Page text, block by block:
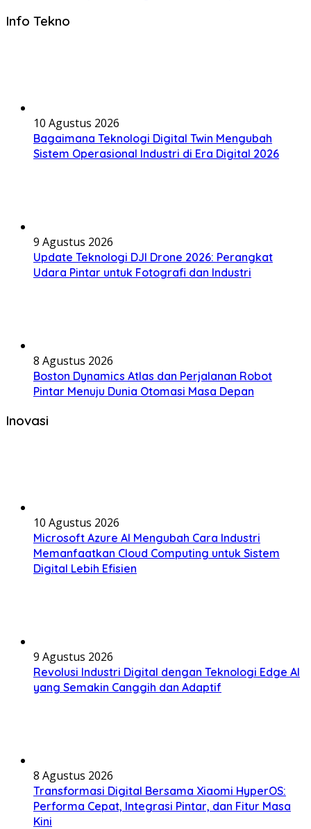
Info Tekno
10 Agustus 2026
Bagaimana Teknologi Digital Twin Mengubah
Sistem Operasional Industri di Era Digital 2026
9 Agustus 2026
Update Teknologi DJI Drone 2026: Perangkat
Udara Pintar untuk Fotografi dan Industri
8 Agustus 2026
Boston Dynamics Atlas dan Perjalanan Robot
Pintar Menuju Dunia Otomasi Masa Depan
Inovasi
10 Agustus 2026
Microsoft Azure AI Mengubah Cara Industri
Memanfaatkan Cloud Computing untuk Sistem
Digital Lebih Efisien
9 Agustus 2026
Revolusi Industri Digital dengan Teknologi Edge AI
yang Semakin Canggih dan Adaptif
8 Agustus 2026
Transformasi Digital Bersama Xiaomi HyperOS:
Performa Cepat, Integrasi Pintar, dan Fitur Masa
Kini